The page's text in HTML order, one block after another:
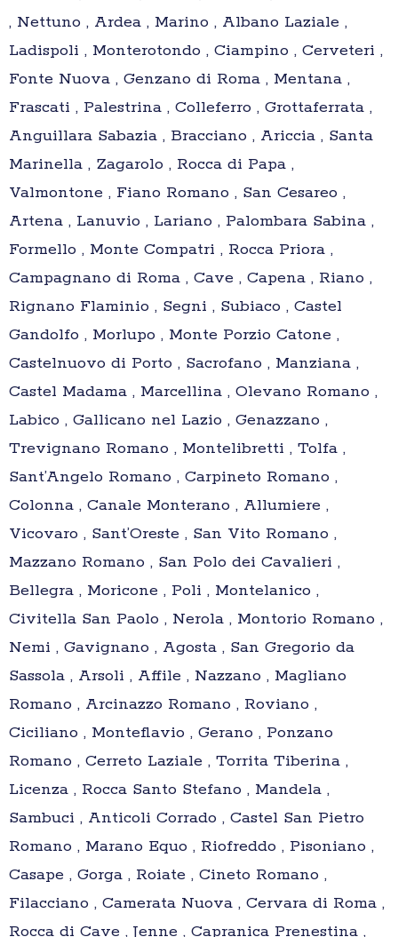
, Nettuno , Ardea , Marino , Albano Laziale ,
Ladispoli , Monterotondo , Ciampino , Cerveteri ,
Fonte Nuova , Genzano di Roma , Mentana ,
Frascati , Palestrina , Colleferro , Grottaferrata ,
Anguillara Sabazia , Bracciano , Ariccia , Santa
Marinella , Zagarolo , Rocca di Papa ,
Valmontone , Fiano Romano , San Cesareo ,
Artena , Lanuvio , Lariano , Palombara Sabina ,
Formello , Monte Compatri , Rocca Priora ,
Campagnano di Roma , Cave , Capena , Riano ,
Rignano Flaminio , Segni , Subiaco , Castel
Gandolfo , Morlupo , Monte Porzio Catone ,
Castelnuovo di Porto , Sacrofano , Manziana ,
Castel Madama , Marcellina , Olevano Romano ,
Labico , Gallicano nel Lazio , Genazzano ,
Trevignano Romano , Montelibretti , Tolfa ,
Sant’Angelo Romano , Carpineto Romano ,
Colonna , Canale Monterano , Allumiere ,
Vicovaro , Sant’Oreste , San Vito Romano ,
Mazzano Romano , San Polo dei Cavalieri ,
Bellegra , Moricone , Poli , Montelanico ,
Civitella San Paolo , Nerola , Montorio Romano ,
Nemi , Gavignano , Agosta , San Gregorio da
Sassola , Arsoli , Affile , Nazzano , Magliano
Romano , Arcinazzo Romano , Roviano ,
Ciciliano , Monteflavio , Gerano , Ponzano
Romano , Cerreto Laziale , Torrita Tiberina ,
Licenza , Rocca Santo Stefano , Mandela ,
Sambuci , Anticoli Corrado , Castel San Pietro
Romano , Marano Equo , Riofreddo , Pisoniano ,
Casape , Gorga , Roiate , Cineto Romano ,
Filacciano , Camerata Nuova , Cervara di Roma ,
Rocca di Cave , Jenne , Capranica Prenestina ,